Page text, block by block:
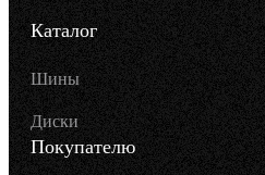
Каталог
Шины
Диски
Покупателю